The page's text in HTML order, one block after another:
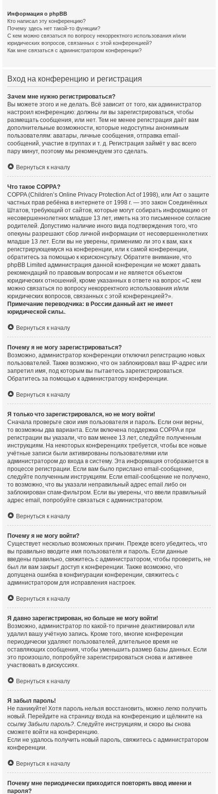
Информация о phpBB
Кто написал эту конференцию?
Почему здесь нет такой-то функции?
С кем можно связаться по вопросу некорректного использования и/или
юридических вопросов, связанных с этой конференцией?
Как мне связаться с администратором конференции?
Вход на конференцию и регистрация
Зачем мне нужно регистрироваться?
Вы можете этого и не делать. Всё зависит от того, как администратор
настроил конференцию: должны ли вы зарегистрироваться, чтобы
размещать сообщения, или нет. Тем не менее регистрация даёт вам
дополнительные возможности, которые недоступны анонимным
пользователям: аватары, личные сообщения, отправка email-
сообщений, участие в группах и т. д. Регистрация займёт у вас всего
пару минут, поэтому мы рекомендуем это сделать.
Вернуться к началу
Что такое COPPA?
COPPA (Children’s Online Privacy Protection Act of 1998), или Акт о защите
частных прав ребёнка в интернете от 1998 г. — это закон Соединённых
Штатов, требующий от сайтов, которые могут собирать информацию от
несовершеннолетних младше 13 лет, иметь на это письменное согласие
родителей. Допустимо наличие иного вида подтверждения того, что
опекуны разрешают сбор личной информации от несовершеннолетних
младше 13 лет. Если вы не уверены, применимо ли это к вам, как к
регистрирующемуся на конференции, или к самой конференции,
обратитесь за помощью к юрисконсульту. Обратите внимание, что
phpBB Limited администрация данной конференции не может давать
рекомендаций по правовым вопросам и не является объектом
юридических отношений, кроме указанных в ответе на вопрос «С кем
можно связаться по вопросу некорректного использования и/или
юридических вопросов, связанных с этой конференцией?».
Примечание переводчика: в России данный акт не имеет
юридической силы..
Вернуться к началу
Почему я не могу зарегистрироваться?
Возможно, администратор конференции отключил регистрацию новых
пользователей. Также возможно, что он заблокировал ваш IP-адрес или
запретил имя, под которым вы пытаетесь зарегистрироваться.
Обратитесь за помощью к администратору конференции.
Вернуться к началу
Я только что зарегистрировался, но не могу войти!
Сначала проверьте свои имя пользователя и пароль. Если они верны,
то возможны два варианта. Если включена поддержка COPPA и при
регистрации вы указали, что вам менее 13 лет, следуйте полученным
инструкциям. На некоторых конференциях требуется, чтобы все новые
учётные записи были активированы пользователями или
администратором до входа в систему. Эта информация отображается в
процессе регистрации. Если вам было прислано email-сообщение,
следуйте полученным инструкциям. Если email-сообщение не получено,
то возможно, что вы указали неправильный адрес email либо он
заблокирован спам-фильтром. Если вы уверены, что ввели правильный
адрес email, попробуйте связаться с администратором.
Вернуться к началу
Почему я не могу войти?
Существует несколько возможных причин. Прежде всего убедитесь, что
вы правильно вводите имя пользователя и пароль. Если данные
введены правильно, свяжитесь с администратором, чтобы проверить, не
был ли вам закрыт доступ к конференции. Также возможно, что
допущена ошибка в конфигурации конференции, свяжитесь с
администратором для исправления настроек.
Вернуться к началу
Я давно зарегистрирован, но больше не могу войти!
Возможно, администратор по какой-то причине деактивировал или
удалил вашу учётную запись. Кроме того, многие конференции
периодически удаляют пользователей, длительное время не
оставляющих сообщения, чтобы уменьшить размер базы данных. Если
это произошло, попробуйте зарегистрироваться снова и активнее
участвовать в дискуссиях.
Вернуться к началу
Я забыл пароль!
Не паникуйте! Хотя пароль нельзя восстановить, можно легко получить
новый. Перейдите на страницу входа на конференцию и щёлкните на
ссылку Забыли пароль?. Следуйте инструкциям, и скоро вы снова
сможете войти на конференцию.
Если не удалось получить новый пароль, свяжитесь с администратором
конференции.
Вернуться к началу
Почему мне периодически приходится повторять ввод имени и
пароля?